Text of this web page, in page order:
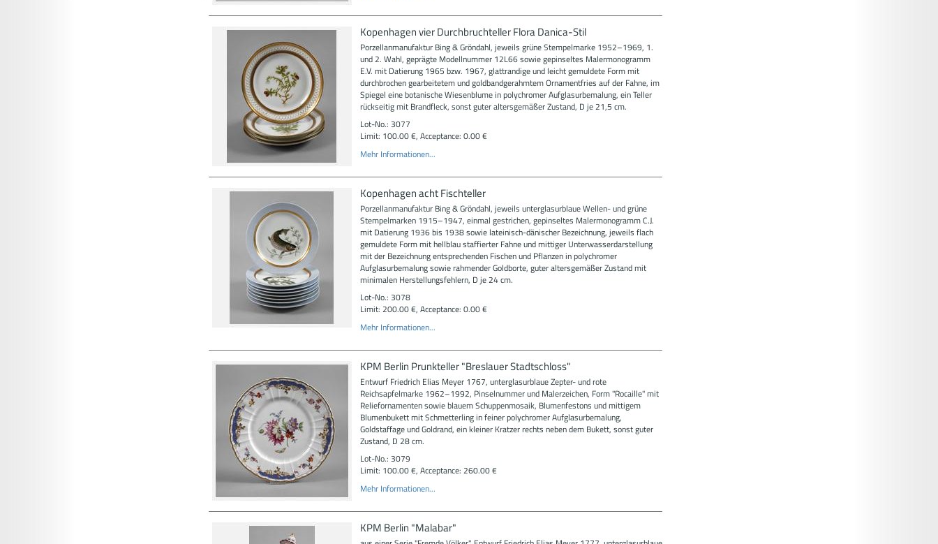
Kopenhagen vier Durchbruchteller Flora Danica-Stil
Porzellanmanufaktur Bing & Gröndahl, jeweils grüne Stempelmarke 1952–1969, 1.
und 2. Wahl, geprägte Modellnummer 12L66 sowie gepinseltes Malermonogramm
E.V. mit Datierung 1965 bzw. 1967, glattrandige und leicht gemuldete Form mit
durchbrochen gearbeitetem und goldbandgerahmtem Ornamentfries auf der Fahne, im
Spiegel eine botanische Wiesenblume in polychromer Aufglasurbemalung, ein Teller
rückseitig mit Brandfleck, sonst guter altersgemäßer Zustand, D je 21,5 cm.
Lot-No.: 3077
Limit: 100.00 €, Acceptance: 0.00 €
Mehr Informationen...
Kopenhagen acht Fischteller
Porzellanmanufaktur Bing & Gröndahl, jeweils unterglasurblaue Wellen- und grüne
Stempelmarken 1915–1947, einmal gestrichen, gepinseltes Malermonogramm C.J.
mit Datierung 1936 bis 1938 sowie lateinisch-dänischer Bezeichnung, jeweils flach
gemuldete Form mit hellblau staffierter Fahne und mittiger Unterwasserdarstellung
mit der Bezeichnung entsprechenden Fischen und Pflanzen in polychromer
Aufglasurbemalung sowie rahmender Goldborte, guter altersgemäßer Zustand mit
minimalen Herstellungsfehlern, D je 24 cm.
Lot-No.: 3078
Limit: 200.00 €, Acceptance: 0.00 €
Mehr Informationen...
KPM Berlin Prunkteller "Breslauer Stadtschloss"
Entwurf Friedrich Elias Meyer 1767, unterglasurblaue Zepter- und rote
Reichsapfelmarke 1962–1992, Pinselnummer und Malerzeichen, Form "Rocaille" mit
Reliefornamenten sowie blauem Schuppenmosaik, Blumenfestons und mittigem
Blumenbukett mit Schmetterling in feiner polychromer Aufglasurbemalung,
Goldstaffage und Goldrand, ein kleiner Kratzer rechts neben dem Bukett, sonst guter
Zustand, D 28 cm.
Lot-No.: 3079
Limit: 100.00 €, Acceptance: 260.00 €
Mehr Informationen...
KPM Berlin "Malabar"